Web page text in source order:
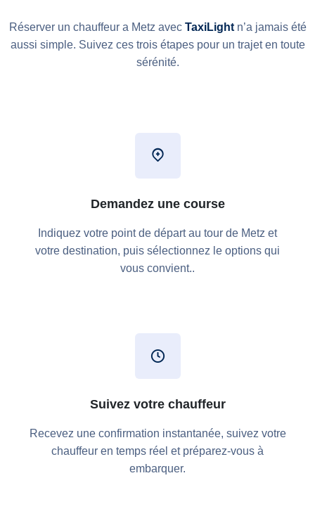
Réserver un chauffeur a Metz avec TaxiLightn’a jamais été
aussi simple. Suivez ces trois étapes pour un trajet en toute
sérénité.
Demandez une course
Indiquez votre point de départ au tour de Metz et
votre destination, puis sélectionnez le options qui
vous convient..
Suivez votre chauffeur
Recevez une confirmation instantanée, suivez votre
chauffeur en temps réel et préparez-vous à
embarquer.